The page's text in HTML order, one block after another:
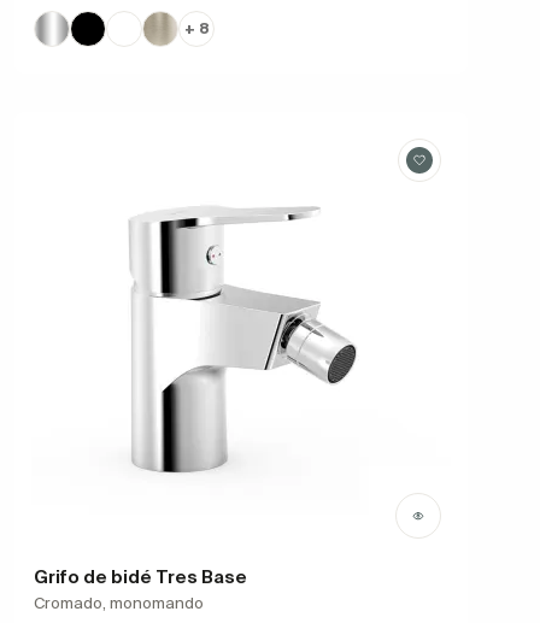
+ 8
Grifo de bidé Tres Base
Cromado, monomando